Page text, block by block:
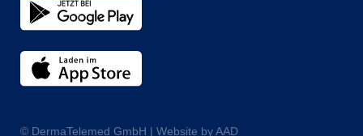
© DermaTelemed GmbH | Website by AAD